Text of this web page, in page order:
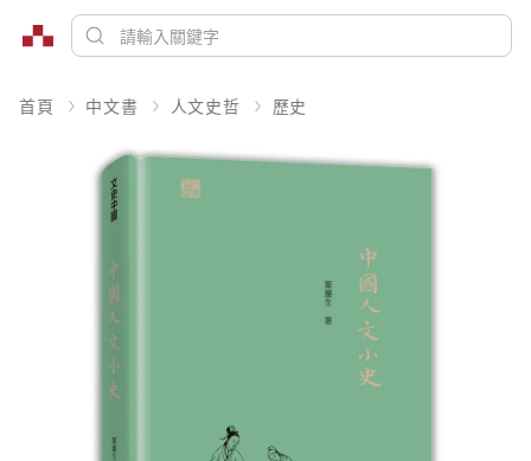
首頁 中文書 人文史哲 歷史